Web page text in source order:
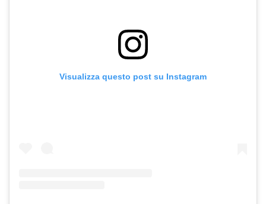
Visualizza questo post su Instagram